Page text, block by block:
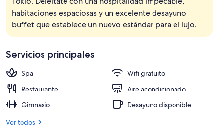
habitaciones espaciosas y un excelente desayuno
buffet que establece un nuevo estándar para el lujo.
Servicios principales
Spa
Wifi gratuito
Restaurante
Aire acondicionado
Gimnasio
Desayuno disponible
Ver todos